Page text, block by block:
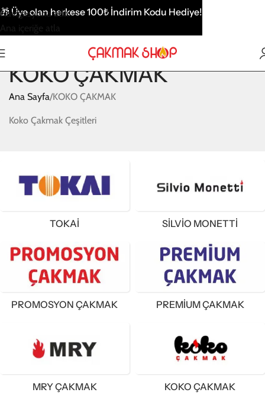
Navigasyona atla
Ana içeriğe atla
KOKO ÇAKMAK
Ana Sayfa KOKO ÇAKMAK
Koko Çakmak Çeşitleri
TOKAİ SİLVİO MONETTİ
PROMOSYON ÇAKMAK PREMIUM ÇAKMAK
MRY ÇAKMAK KOKO ÇAKMAK
🎁Üye olan herkese 100₺ İndirim Kodu Hediye!